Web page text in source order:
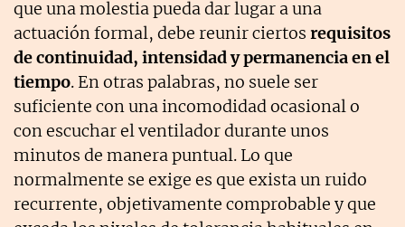
que una molestia pueda dar lugar a una
actuación formal, debe reunir ciertos requisitos
de continuidad, intensidad y permanencia en el
tiempo. En otras palabras, no suele ser
suficiente con una incomodidad ocasional o
con escuchar el ventilador durante unos
minutos de manera puntual. Lo que
normalmente se exige es que exista un ruido
recurrente, objetivamente comprobable y que